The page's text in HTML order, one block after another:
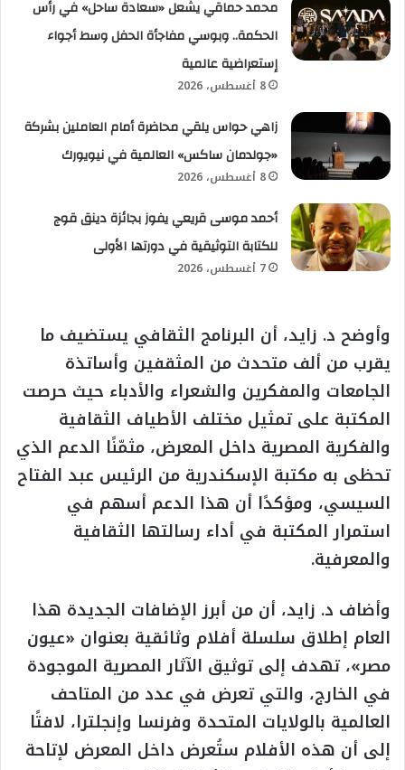
محمد حماقي يشعل «سعادة ساحل» في رأس
الحكمة.. وبوسي مفاجأة الحفل وسط أجواء
إستعراضية عالمية
8 أغسطس، 2026
زاهي حواس يلقي محاضرة أمام العاملين بشركة
«جولدمان ساكس» العالمية في نيويورك
8 أغسطس، 2026
أحمد موسى قريعي يفوز بجائزة دينق قوج
للكتابة التوثيقية في دورتها الأولى
7 أغسطس، 2026
وأوضح د. زايد، أن البرنامج الثقافي يستضيف ما
يقرب من ألف متحدث من المثقفين وأساتذة
الجامعات والمفكرين والشعراء والأدباء حيث حرصت
المكتبة على تمثيل مختلف الأطياف الثقافية
والفكرية المصرية داخل المعرض، مثمّنًا الدعم الذي
تحظى به مكتبة الإسكندرية من الرئيس عبد الفتاح
السيسي، ومؤكدًا أن هذا الدعم أسهم في
استمرار المكتبة في أداء رسالتها الثقافية
والمعرفية.
وأضاف د. زايد، أن من أبرز الإضافات الجديدة هذا
العام إطلاق سلسلة أفلام وثائقية بعنوان «عيون
مصر»، تهدف إلى توثيق الآثار المصرية الموجودة
في الخارج، والتي تعرض في عدد من المتاحف
العالمية بالولايات المتحدة وفرنسا وإنجلترا، لافتًا
إلى أن هذه الأفلام ستُعرض داخل المعرض لإتاحة